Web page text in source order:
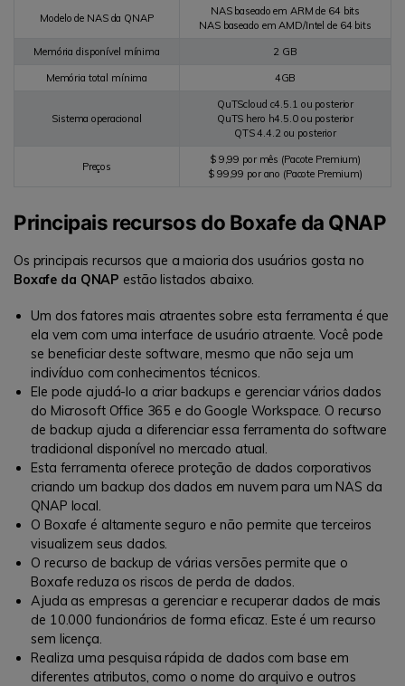
Modelo de NAS da QNAP
NAS baseado em ARM de 64 bits
NAS baseado em AMD/Intel de 64 bits
Memória disponível mínima 2 GB
Memória total mínima 4GB
Sistema operacional
QuTScloud c4.5.1 ou posterior
QuTS hero h4.5.0 ou posterior
QTS 4.4.2 ou posterior
Preços
$ 9,99 por mês (Pacote Premium)
$ 99,99 por ano (Pacote Premium)
Principais recursos do Boxafe da QNAP
Os principais recursos que a maioria dos usuários gosta no
Boxafe da QNAP estão listados abaixo.
Um dos fatores mais atraentes sobre esta ferramenta é que
ela vem com uma interface de usuário atraente. Você pode
se beneficiar deste software, mesmo que não seja um
indivíduo com conhecimentos técnicos.
Ele pode ajudá-lo a criar backups e gerenciar vários dados
do Microsoft Office 365 e do Google Workspace. O recurso
de backup ajuda a diferenciar essa ferramenta do software
tradicional disponível no mercado atual.
Esta ferramenta oferece proteção de dados corporativos
criando um backup dos dados em nuvem para um NAS da
QNAP local.
O Boxafe é altamente seguro e não permite que terceiros
visualizem seus dados.
O recurso de backup de várias versões permite que o
Boxafe reduza os riscos de perda de dados.
Ajuda as empresas a gerenciar e recuperar dados de mais
de 10.000 funcionários de forma eficaz. Este é um recurso
sem licença.
Realiza uma pesquisa rápida de dados com base em
diferentes atributos, como o nome do arquivo e outros